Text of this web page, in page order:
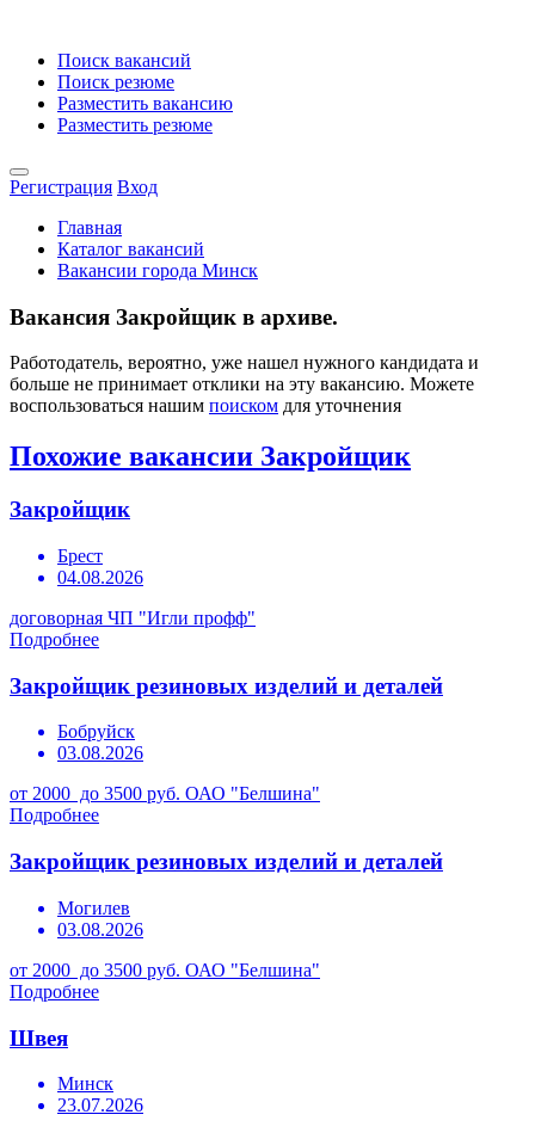
Поиск вакансий
Поиск резюме
Разместить вакансию
Разместить резюме
Регистрация Вход
Главная
Каталог вакансий
Вакансии города Минск
Вакансия Закройщик в архиве.
Работодатель, вероятно, уже нашел нужного кандидата и
больше не принимает отклики на эту вакансию. Можете
воспользоваться нашим поиском для уточнения
Похожие вакансии Закройщик
Закройщик
Брест
04.08.2026
договорная ЧП "Игли профф"
Подробнее
Закройщик резиновых изделий и деталей
Бобруйск
03.08.2026
от 2000 до 3500 руб. ОАО "Белшина"
Подробнее
Закройщик резиновых изделий и деталей
Могилев
03.08.2026
от 2000 до 3500 руб. ОАО "Белшина"
Подробнее
Швея
Минск
23.07.2026